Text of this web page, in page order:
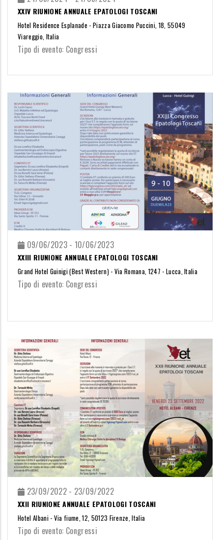
XXIV RIUNIONE ANNUALE EPATOLOGI TOSCANI
Hotel Residence Esplanade - Piazza Giacomo Puccini, 18, 55049
Viareggio, Italia
Tipo di evento: Congressi
09/06/2023 - 10/06/2023
XXIII RIUNIONE ANNUALE EPATOLOGI TOSCANI
Grand Hotel Guinigi (Best Western) - Via Romana, 1247 - Lucca, Italia
Tipo di evento: Congressi
23/09/2022 - 23/09/2022
XXII RIUNIONE ANNUALE EPATOLOGI TOSCANI
Hotel Albani - Via fiume, 12, 50123 Firenze, Italia
Tipo di evento: Congressi